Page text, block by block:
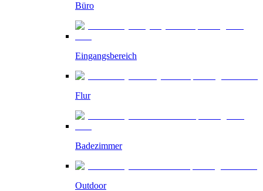
Büro
Eingangsbereich
Flur
Badezimmer
Outdoor